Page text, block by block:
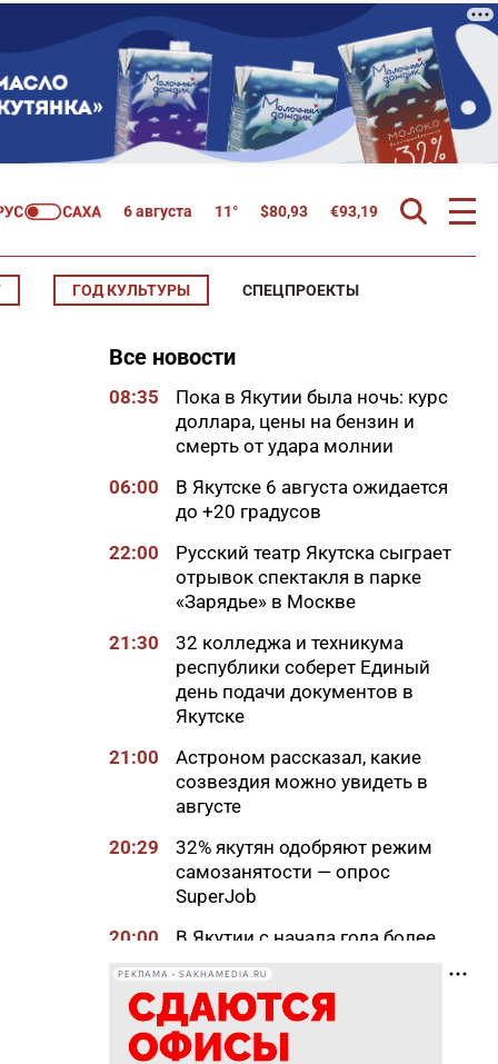
6 августа 11° $80,93 €93,19
ГОД КУЛЬТУРЫ СПЕЦПРОЕКТЫ
Все новости
08:35
Пока в Якутии была ночь: курс
доллара, цены на бензин и
смерть от удара молнии
06:00
В Якутске 6 августа ожидается
до +20 градусов
22:00
Русский театр Якутска сыграет
отрывок спектакля в парке
«Зарядье» в Москве
21:30
32 колледжа и техникума
республики соберет Единый
день подачи документов в
Якутске
21:00
Астроном рассказал, какие
созвездия можно увидеть в
августе
20:29
32% якутян одобряют режим
самозанятости — опрос
SuperJob
20:00
В Якутии с начала года более
комплексную реабилитацию
19:44
Более 30 человек стали
участниками проекта
РЕКЛАМА • SAKHAMEDIA.RU